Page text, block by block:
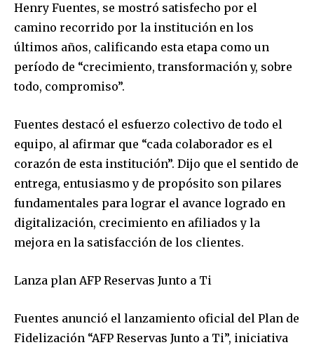
Henry Fuentes, se mostró satisfecho por el
camino recorrido por la institución en los
últimos años, calificando esta etapa como un
período de “crecimiento, transformación y, sobre
todo, compromiso”.
Fuentes destacó el esfuerzo colectivo de todo el
equipo, al afirmar que “cada colaborador es el
corazón de esta institución”. Dijo que el sentido de
entrega, entusiasmo y de propósito son pilares
fundamentales para lograr el avance logrado en
digitalización, crecimiento en afiliados y la
mejora en la satisfacción de los clientes.
Lanza plan AFP Reservas Junto a Ti
Fuentes anunció el lanzamiento oficial del Plan de
Fidelización “AFP Reservas Junto a Ti”, iniciativa